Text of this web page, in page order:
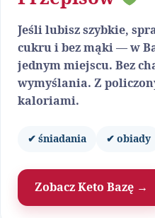
Jeśli lubisz szybkie,
cukru i bez mąki — w
jednym miejscu. Bez
wymyślania. Z
kaloriami.
✔ śniadania ✔ obiady
Zobacz Keto Bazę →